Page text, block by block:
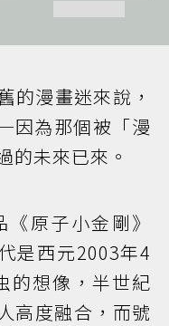
的漫畫迷來說，
因為那個被「漫
的未來已來。
原子小金剛》
是西元2003年4
的想像，半世紀
高度融合，而號